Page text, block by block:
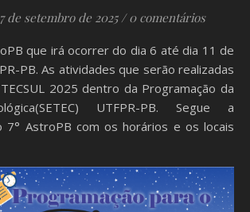
de setembro de 2025 / 0 comentários
PB. As atividades que serão realizadas
2025 dentro da Programação da
UTFPR-PB. Segue a
7° AstroPB com os horários e os locais